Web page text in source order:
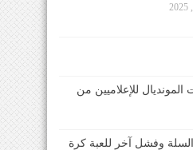
للإعلاميين من
السلة وفشل آخر للعبة كرة